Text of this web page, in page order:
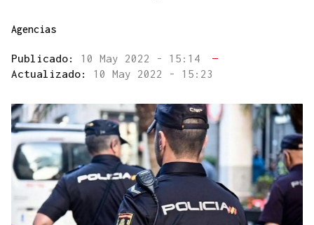
Agencias
Publicado: 10 May 2022 - 15:14
—
Actualizado: 10 May 2022 - 15:23